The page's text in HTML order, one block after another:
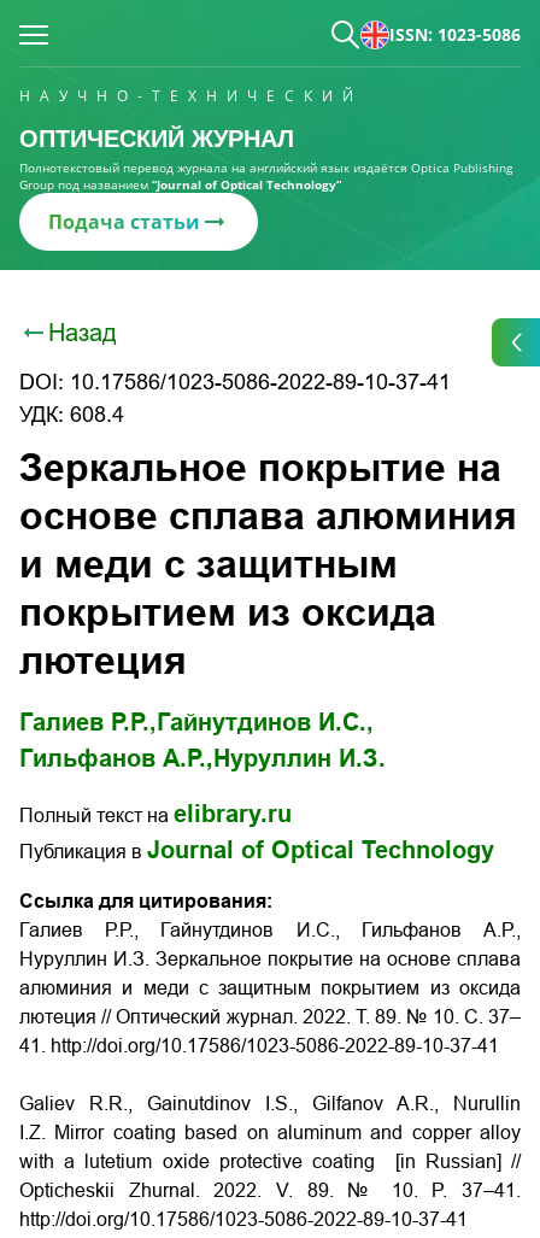
ISSN: 1023-5086
НАУЧНО-ТЕХНИЧЕСКИЙ
ОПТИЧЕСКИЙ ЖУРНАЛ
Полнотекстовый перевод журнала на английский язык издаётся Optica Publishing
Group под названием “Journal of Optical Technology“
Подача статьи
Назад
DOI: 10.17586/1023-5086-2022-89-10-37-41
УДК: 608.4
Зеркальное покрытие на
основе сплава алюминия
и меди с защитным
покрытием из оксида
лютеция
Галиев Р.Р., Гайнутдинов И.С.,
Гильфанов А.Р., Нуруллин И.З.
Полный текст на elibrary.ru
Публикация в Journal of Optical Technology
Ссылка для цитирования:
Галиев Р.Р., Гайнутдинов И.С., Гильфанов А.Р.,
Нуруллин И.З. Зеркальное покрытие на основе сплава
алюминия и меди с защитным покрытием из оксида
лютеция // Оптический журнал. 2022. Т. 89. № 10. С. 37–
41. http://doi.org/10.17586/1023-5086-2022-89-10-37-41
Galiev R.R., Gainutdinov I.S., Gilfanov A.R., Nurullin
I.Z. Mirror coating based on aluminum and copper alloy
with a lutetium oxide protective coating [in Russian] //
Opticheskii Zhurnal. 2022. V. 89. № 10. P. 37–41.
http://doi.org/10.17586/1023-5086-2022-89-10-37-41